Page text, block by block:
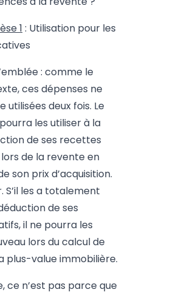
1 : Utilisation pour les
: comme le
ces dépenses ne
utilisées deux fois. Le
les utiliser à la
de ses recettes
de la revente en
son prix d’acquisition.
S’il les a totalement
de ses
il ne pourra les
lors du calcul de
plus-value immobilière.
ce n’est pas parce que